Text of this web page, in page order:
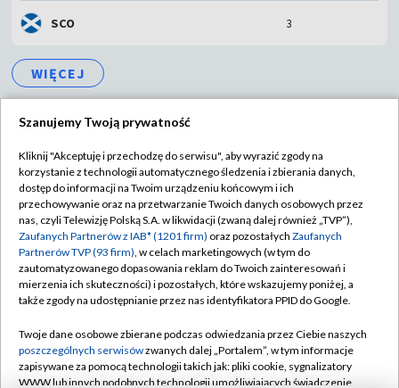
SCO 3
WIĘCEJ
TVP
Abonament TVP
Sklep TVP
Biuro Reklamy
Oferta Handlowa
Emisja w TVP
Rada Programowa
Regulamin TVP
Polityka prywatności
Moje zgody
Biuro reklamy
Kanały
Szanujemy Twoją prywatność
Kliknij "Akceptuję i przechodzę do serwisu", aby wyrazić zgody na
korzystanie z technologii automatycznego śledzenia i zbierania danych,
dostęp do informacji na Twoim urządzeniu końcowym i ich
przechowywanie oraz na przetwarzanie Twoich danych osobowych przez
nas, czyli Telewizję Polską S.A. w likwidacji (zwaną dalej również „TVP”),
Zaufanych Partnerów z IAB* (1201 firm) oraz pozostałych Zaufanych
Partnerów TVP (93 firm), w celach marketingowych (w tym do
zautomatyzowanego dopasowania reklam do Twoich zainteresowań i
mierzenia ich skuteczności) i pozostałych, które wskazujemy poniżej, a
także zgody na udostępnianie przez nas identyfikatora PPID do Google.
Twoje dane osobowe zbierane podczas odwiedzania przez Ciebie naszych
poszczególnych serwisówzwanych dalej „Portalem”, w tym informacje
zapisywane za pomocą technologii takich jak: pliki cookie, sygnalizatory
WWW lub innych podobnych technologii umożliwiających świadczenie